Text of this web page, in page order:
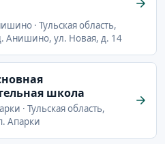
· Тульская область,
Анишино, ул. Новая, д. 14
школа
· Тульская область,
Апарки